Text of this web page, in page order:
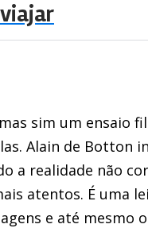
sim um ensaio
Alain de Botton
a realidade não
atentos. É uma
e até mesmo